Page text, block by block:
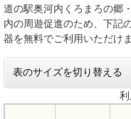
道の駅奥河内くろまろの郷
内の周遊促進のため、下記
器を無料でご利用いただけま
表のサイズを切り替える